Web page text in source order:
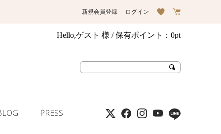
新規会員登録 ログイン
Hello,ゲスト 様 / 保有ポイント： 0pt
PRESS